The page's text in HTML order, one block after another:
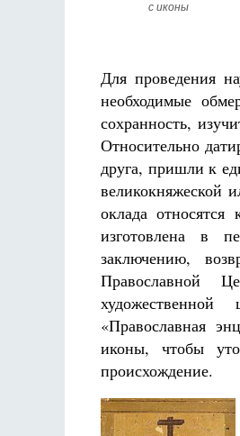
с иконы
Для проведения
необходимые
сохранность,
Относительно
друга, пришли к
великокняжеской
оклада
изготовлена в
заключению,
Православной
художественной
«Православная
иконы, чтобы
происхождение.